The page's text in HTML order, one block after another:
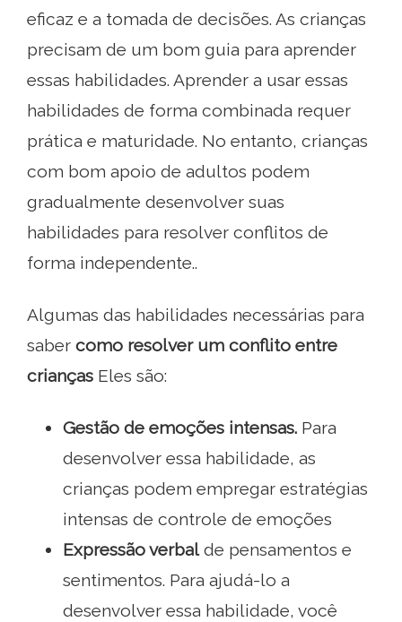
eficaz e a tomada de decisões. As crianças
precisam de um bom guia para aprender
essas habilidades. Aprender a usar essas
habilidades de forma combinada requer
prática e maturidade. No entanto, crianças
com bom apoio de adultos podem
gradualmente desenvolver suas
habilidades para resolver conflitos de
forma independente..
Algumas das habilidades necessárias para
saber como resolver um conflito entre
crianças Eles são:
Gestão de emoções intensas. Para
desenvolver essa habilidade, as
crianças podem empregar estratégias
intensas de controle de emoções
Expressão verbalde pensamentos e
sentimentos. Para ajudá-lo a
desenvolver essa habilidade, você